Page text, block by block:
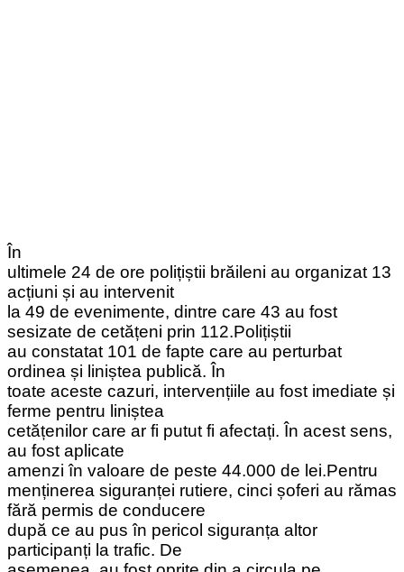
În
ultimele 24 de ore polițiștii brăileni au organizat 13
acțiuni și au intervenit
la 49 de evenimente, dintre care 43 au fost
sesizate de cetățeni prin 112.Polițiștii
au constatat 101 de fapte care au perturbat
ordinea și liniștea publică. În
toate aceste cazuri, intervențiile au fost imediate și
ferme pentru liniștea
cetățenilor care ar fi putut fi afectați. În acest sens,
au fost aplicate
amenzi în valoare de peste 44.000 de lei.Pentru
menținerea siguranței rutiere, cinci șoferi au rămas
fără permis de conducere
după ce au pus în pericol siguranța altor
participanți la trafic. De